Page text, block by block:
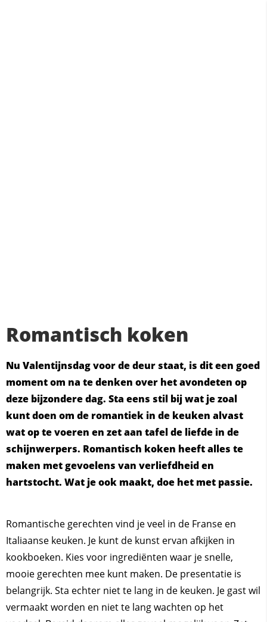
Romantisch koken
Nu Valentijnsdag voor de deur staat, is dit een goed
moment om na te denken over het avondeten op
deze bijzondere dag. Sta eens stil bij wat je zoal
kunt doen om de romantiek in de keuken alvast
wat op te voeren en zet aan tafel de liefde in de
schijnwerpers. Romantisch koken heeft alles te
maken met gevoelens van verliefdheid en
hartstocht. Wat je ook maakt, doe het met passie.
Romantische gerechten vind je veel in de Franse en
Italiaanse keuken. Je kunt de kunst ervan afkijken in
kookboeken. Kies voor ingrediënten waar je snelle,
mooie gerechten mee kunt maken. De presentatie is
belangrijk. Sta echter niet te lang in de keuken. Je gast wil
vermaakt worden en niet te lang wachten op het